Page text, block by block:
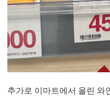
추가로 이마트에서 올린 와